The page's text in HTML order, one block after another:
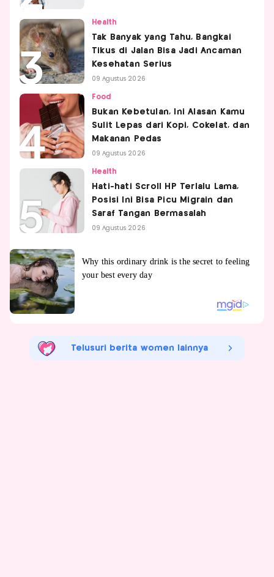
Health
Tak Banyak yang Tahu, Bangkai
Tikus di Jalan Bisa Jadi Ancaman
Kesehatan Serius
09 Agustus 2026
Food
Bukan Kebetulan, Ini Alasan Kamu
Sulit Lepas dari Kopi, Cokelat, dan
Makanan Pedas
09 Agustus 2026
Health
Hati-hati Scroll HP Terlalu Lama,
Posisi Ini Bisa Picu Migrain dan
Saraf Tangan Bermasalah
09 Agustus 2026
Telusuri berita women lainnya